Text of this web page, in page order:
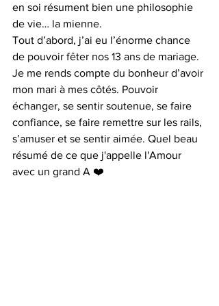
en soi résument bien une philosophie
de vie… la mienne.
Tout d’abord, j’ai eu l’énorme chance
de pouvoir fêter nos 13 ans de mariage.
Je me rends compte du bonheur d’avoir
mon mari à mes côtés. Pouvoir
échanger, se sentir soutenue, se faire
confiance, se faire remettre sur les rails,
s’amuser et se sentir aimée. Quel beau
résumé de ce que j'appelle l'Amour
avec un grand A ❤️